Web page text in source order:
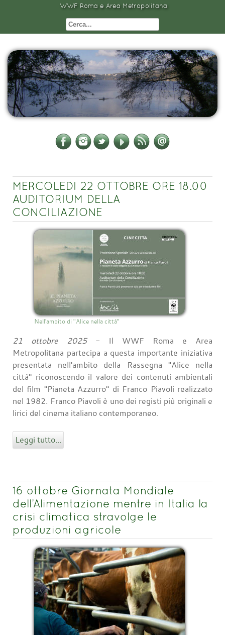
WWF Roma e Area Metropolitana
MERCOLEDI 22 OTTOBRE ORE 18.00
AUDITORIUM DELLA
CONCILIAZIONE
Nell'ambito di "Alice nella città"
21 ottobre 2025- Il WWF Roma e Area
Metropolitana partecipa a questa importante iniziativa
presentata nell'ambito della Rassegna "Alice nella
città" riconoscendo il valore dei contenuti ambientali
del film "Pianeta Azzurro" di Franco Piavoli realizzato
nel 1982. Franco Piavoli è uno dei registi più originali e
lirici del cinema italiano contemporaneo.
Leggi tutto...
16 ottobre Giornata Mondiale
dell’Alimentazione mentre in Italia la
crisi climatica stravolge le
produzioni agricole